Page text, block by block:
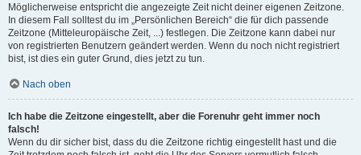
Möglicherweise entspricht die angezeigte Zeit nicht deiner eigenen Zeitzone.
In diesem Fall solltest du im „Persönlichen Bereich“ die für dich passende
Zeitzone (Mitteleuropäische Zeit, ...) festlegen. Die Zeitzone kann dabei nur
von registrierten Benutzern geändert werden. Wenn du noch nicht registriert
bist, ist dies ein guter Grund, dies jetzt zu tun.
Nach oben
Ich habe die Zeitzone eingestellt, aber die Forenuhr geht immer noch
falsch!
Wenn du dir sicher bist, dass du die Zeitzone richtig eingestellt hast und die